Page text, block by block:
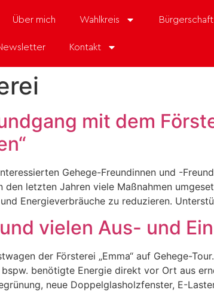
Über mich Wahlkreis Bürgerschaft
Kontakt
mit dem
Gehege-Freundinnen und -
letzten Jahren viele Maßnahmen
Energieverbräuche zu reduzieren.
vielen Aus- und
der Försterei „Emma“ auf Gehege-
benötigte Energie direkt vor Ort aus
neue Doppelglasholzfenster, E-